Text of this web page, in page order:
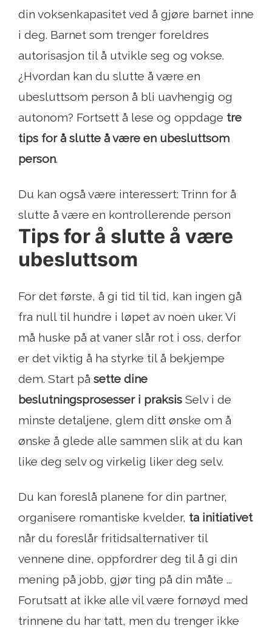
din voksenkapasitet ved å gjøre barnet inne
i deg. Barnet som trenger foreldres
autorisasjon til å utvikle seg og vokse.
¿Hvordan kan du slutte å være en
ubesluttsom person å bli uavhengig og
autonom? Fortsett å lese og oppdage tre
tips for å slutte å være en ubesluttsom
person.
Du kan også være interessert: Trinn for å
slutte å være en kontrollerende person
Tips for å slutte å være
ubesluttsom
For det første, å gi tid til tid, kan ingen gå
fra null til hundre i løpet av noen uker. Vi
må huske på at vaner slår rot i oss, derfor
er det viktig å ha styrke til å bekjempe
dem. Start på sette dine
beslutningsprosesser i praksis Selv i de
minste detaljene, glem ditt ønske om å
ønske å glede alle sammen slik at du kan
like deg selv og virkelig liker deg selv.
Du kan foreslå planene for din partner,
organisere romantiske kvelder, ta initiativet
når du foreslår fritidsalternativer til
vennene dine, oppfordrer deg til å gi din
mening på jobb, gjør ting på din måte ...
Forutsatt at ikke alle vil være fornøyd med
trinnene du har tatt, men du trenger ikke